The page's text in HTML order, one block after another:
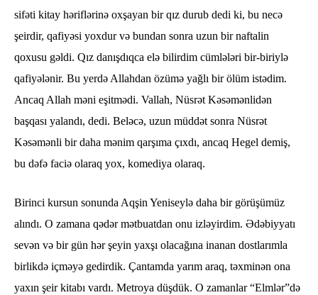
sifəti kitay həriflərinə oxşayan bir qız durub dedi ki, bu necə
şeirdir, qafiyəsi yoxdur və bundan sonra uzun bir naftalin
qoxusu gəldi. Qız danışdıqca elə bilirdim cümlələri bir-biriylə
qafiyələnir. Bu yerdə Allahdan özümə yağlı bir ölüm istədim.
Ancaq Allah məni eşitmədi. Vallah, Nüsrət Kəsəmənlidən
başqası yalandı, dedi. Beləcə, uzun müddət sonra Nüsrət
Kəsəmənli bir daha mənim qarşıma çıxdı, ancaq Hegel demiş,
bu dəfə faciə olaraq yox, komediya olaraq.
Birinci kursun sonunda Aqşin Yeniseylə daha bir görüşümüz
alındı. O zamana qədər mətbuatdan onu izləyirdim. Ədəbiyyatı
sevən və bir gün hər şeyin yaxşı olacağına inanan dostlarımla
birlikdə içməyə gedirdik. Çantamda yarım araq, təxminən ona
yaxın şeir kitabı vardı. Metroya düşdük. O zamanlar “Elmlər”də